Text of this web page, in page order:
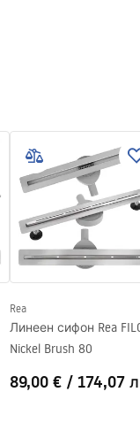
Rea
Линеен сифон Rea
Nickel Brush 80
89,00 € / 174,07